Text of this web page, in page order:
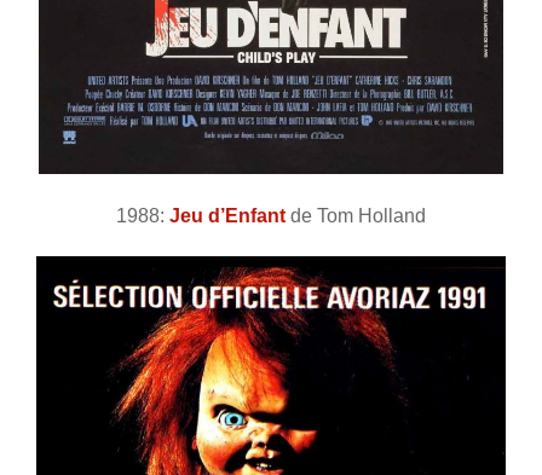
1988: Jeu d’Enfant de Tom Holland